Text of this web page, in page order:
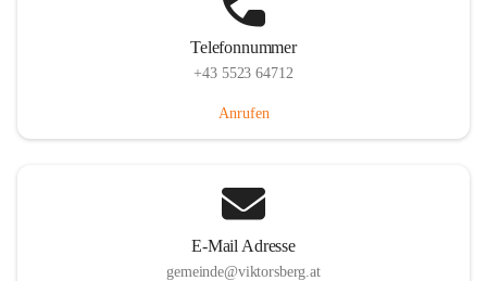
Telefonnummer
+43 5523 64712
Anrufen
E-Mail Adresse
gemeinde@viktorsberg.at